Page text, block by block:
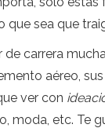
que sea que
de carrera
aéreo,
ver con
moda, etc. Te